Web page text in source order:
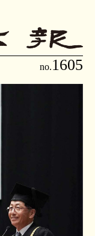
no.1605